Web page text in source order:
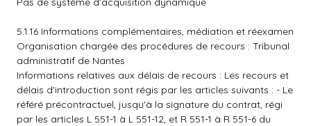
5.1.16 Informations complémentaires, médiation et réexamen
Organisation chargée des procédures de recours : Tribunal
administratif de Nantes
Informations relatives aux délais de recours : Les recours et
délais d'introduction sont régis par les articles suivants : - Le
référé précontractuel, jusqu'à la signature du contrat, régi
par les articles L 551-1 à L 551-12, et R 551-1 à R 551-6 du